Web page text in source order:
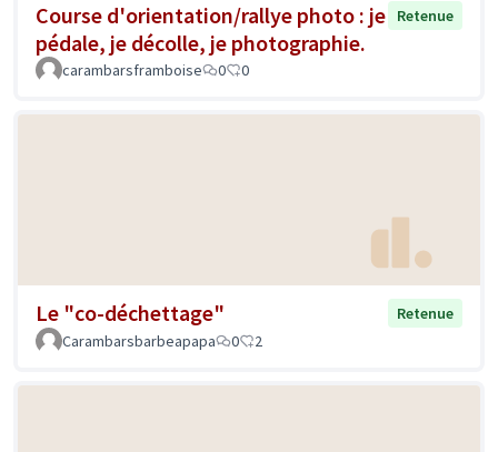
Course d'orientation/rallye photo : je
pédale, je décolle, je photographie.
Retenue
carambarsframboise 0 0
Le "co-déchettage"
Retenue
Carambarsbarbeapapa
0 2